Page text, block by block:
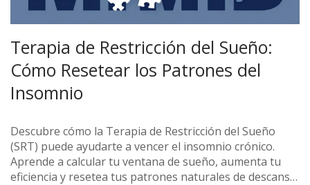
Terapia de Restricción del Sueño:
Cómo Resetear los Patrones del
Insomnio
Descubre cómo la Terapia de Restricción del Sueño
(SRT) puede ayudarte a vencer el insomnio crónico.
Aprende a calcular tu ventana de sueño, aumenta tu
eficiencia y resetea tus patrones naturales de descanso